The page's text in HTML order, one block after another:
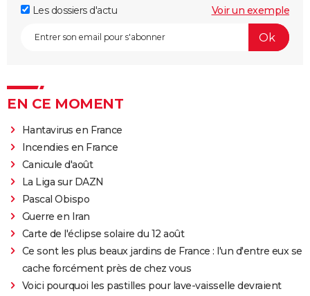
Les dossiers d'actu
Voir un exemple
EN CE MOMENT
Hantavirus en France
Incendies en France
Canicule d'août
La Liga sur DAZN
Pascal Obispo
Guerre en Iran
Carte de l'éclipse solaire du 12 août
Ce sont les plus beaux jardins de France : l'un d'entre eux se
cache forcément près de chez vous
Voici pourquoi les pastilles pour lave-vaisselle devraient